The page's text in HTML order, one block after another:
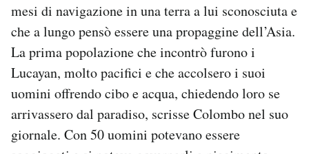
mesi di navigazione in una terra a lui sconosciuta e
che a lungo pensò essere una propaggine dell’Asia.
La prima popolazione che incontrò furono i
Lucayan, molto pacifici e che accolsero i suoi
uomini offrendo cibo e acqua, chiedendo loro se
arrivassero dal paradiso, scrisse Colombo nel suo
giornale. Con 50 uomini potevano essere